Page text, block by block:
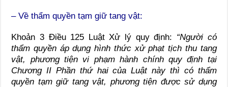
– Về thẩm quyền tạm giữ tang vật:
Khoản 3 Điều 125 Luật Xử lý quy định: “Người có
thẩm quyền áp dụng hình thức xử phạt tịch thu tang
vật, phương tiện vi phạm hành chính quy định tại
Chương II Phần thứ hai của Luật này thì có thẩm
quyền tạm giữ tang vật, phương tiện được sử dụng